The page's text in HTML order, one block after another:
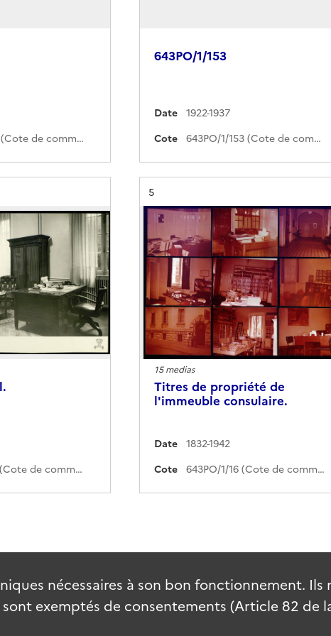
643PO/1/76 (Cote de commande)
643PO/1/153
Date
1922-1937
Cote
643PO/1/153 (Cote de commande)
643PO/1/12 (Cote de commande)
Résultat n°
5
15 medias
Titres de propriété de
l'immeuble consulaire.
Date
1832-1942
Cote
643PO/1/16 (Cote de commande)
nécessaires à son bon fonctionnement. Ils
exemptés de consentements (Article 82 de